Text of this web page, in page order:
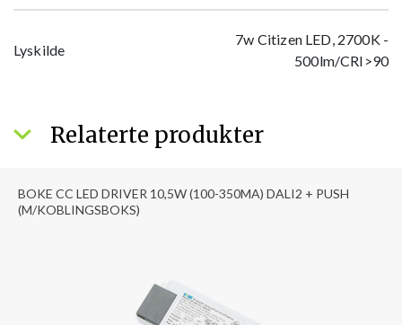
Lyskilde
7w Citizen LED, 2700K -
500lm/CRI>90
Relaterte produkter
BOKE CC LED DRIVER 10,5W (100-350MA) DALI2 + PUSH
(M/KOBLINGSBOKS)